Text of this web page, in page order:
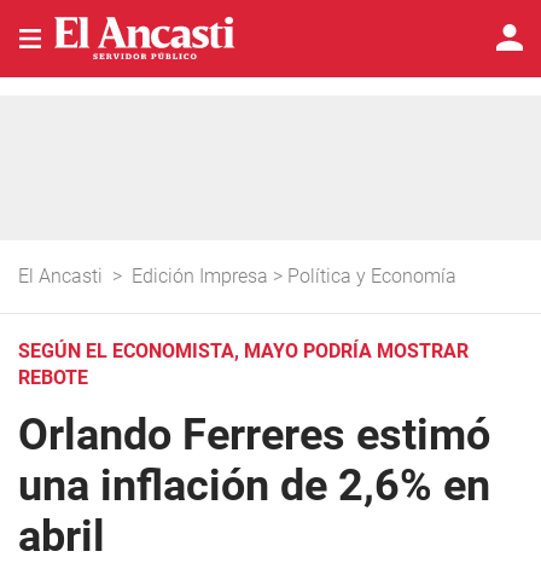
El Ancasti > Edición Impresa > Política y Economía
SEGÚN EL ECONOMISTA, MAYO PODRÍA MOSTRAR
REBOTE
Orlando Ferreres estimó
una inflación de 2,6% en
abril